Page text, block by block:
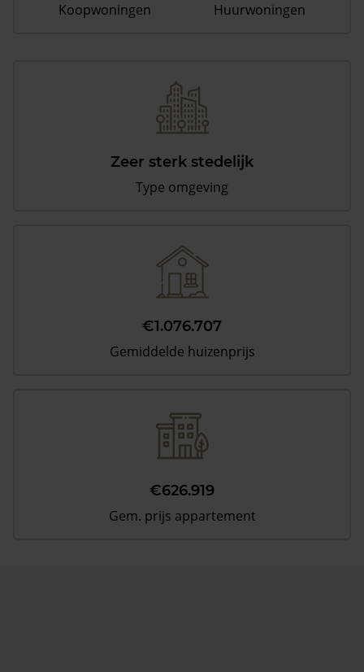
Koopwoningen
Huurwoningen
Zeer sterk stedelijk
Type omgeving
€1.076.707
Gemiddelde huizenprijs
€626.919
Gem. prijs appartement